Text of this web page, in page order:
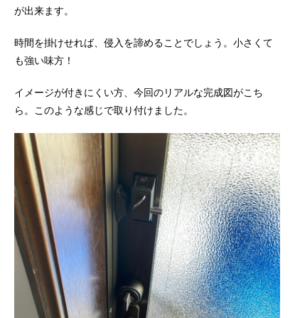
が出来ます。
時間を掛けせれば、侵入を諦めることでしょう。小さくて
も強い味方！
イメージが付きにくい方、今回のリアルな完成図がこち
ら。このような感じで取り付けました。